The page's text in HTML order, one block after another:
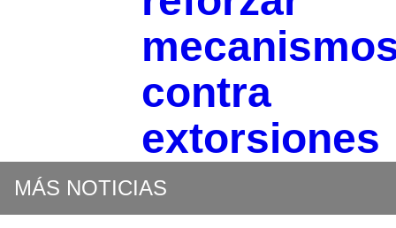
contra
extorsiones
MÁS NOTICIAS